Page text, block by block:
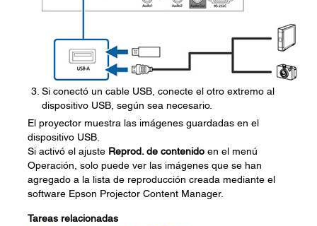
Si conectó un cable USB, conecte el otro extremo al
dispositivo USB, según sea necesario.
El proyector muestra las imágenes guardadas en el
dispositivo USB.
Si activó el ajuste Reprod. de contenido en el menú
Operación, solo puede ver las imágenes que se han
agregado a la lista de reproducción creada mediante el
software Epson Projector Content Manager.
Tareas relacionadas